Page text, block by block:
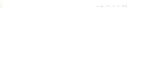
13分钟前